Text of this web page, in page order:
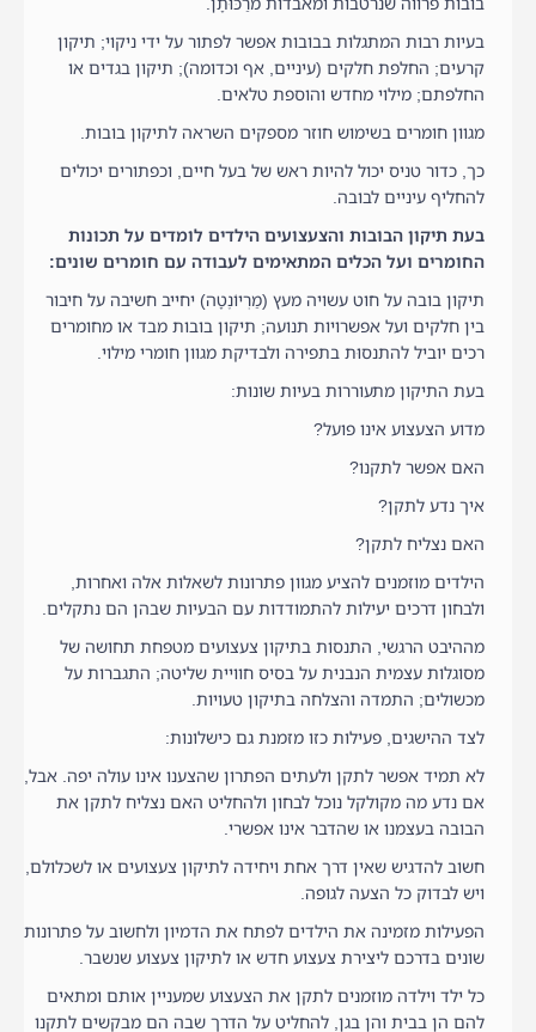
בובות פרווה שנרטבות ומאבדות מרַכּוּתָן.
בעיות רבות המתגלות בבובות אפשר לפתור על ידי ניקוי; תיקון
קרעים; החלפת חלקים (עיניים, אף וכדומה); תיקון בגדים או
החלפתם; מילוי מחדש והוספת טלאים.
מגוון חומרים בשימוש חוזר מספקים השראה לתיקון בובות.
כך, כדור טניס יכול להיות ראש של בעל חיים, וכפתורים יכולים
להחליף עיניים לבובה.
בעת תיקון הבובות והצעצועים הילדים לומדים על תכונות
החומרים ועל הכלים המתאימים לעבודה עם חומרים שונים:
תיקון בובה על חוט עשויה מעץ (מַרְיוֹנֶטָה) יחייב חשיבה על חיבור
בין חלקים ועל אפשרויות תנועה; תיקון בובות מבד או מחומרים
רכים יוביל להתנסוּת בתפירה ולבדיקת מגוון חומרי מילוי.
בעת התיקון מתעוררות בעיות שונות:
מדוע הצעצוע אינו פועל?
האם אפשר לתקנו?
איך נדע לתקן?
האם נצליח לתקן?
הילדים מוזמנים להציע מגוון פתרונות לשאלות אלה ואחרות,
ולבחון דרכים יעילות להתמודדות עם הבעיות שבהן הם נתקלים.
מההיבט הרגשי, התנסות בתיקון צעצועים מטפחת תחושה של
מסוגלות עצמית הנבנית על בסיס חוויית שליטה; התגברות על
מכשולים; התמדה והצלחה בתיקון טעויות.
לצד ההישגים, פעילות כזו מזמנת גם כישלונות:
לא תמיד אפשר לתקן ולעתים הפתרון שהצענו אינו עולה יפה. אבל,
אם נדע מה מקולקל נוכל לבחון ולהחליט האם נצליח לתקן את
הבובה בעצמנו או שהדבר אינו אפשרי.
חשוב להדגיש שאין דרך אחת ויחידה לתיקון צעצועים או לשכלולם,
ויש לבדוק כל הצעה לגופה.
הפעילות מזמינה את הילדים לפתח את הדמיון ולחשוב על פתרונות
שונים בדרכם ליצירת צעצוע חדש או לתיקון צעצוע שנשבר.
כל ילד וילדה מוזמנים לתקן את הצעצוע שמעניין אותם ומתאים
להם הן בבית והן בגן, להחליט על הדרך שבה הם מבקשים לתקנו